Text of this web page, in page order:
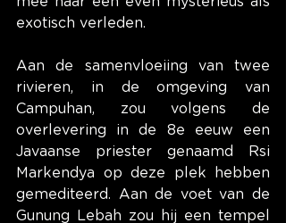
exotisch verleden.
Aan de samenvloeiing van twee
rivieren, in de omgeving van
Campuhan, zou volgens de
overlevering in de 8e eeuw een
Javaanse priester genaamd Rsi
Markendya op deze plek hebben
gemediteerd. Aan de voet van de
Gunung Lebah zou hij een tempel